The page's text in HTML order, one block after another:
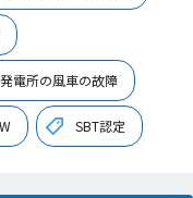
電所の風車の故障
SBT認定